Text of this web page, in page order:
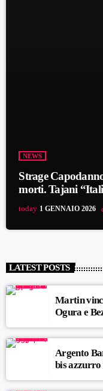
NEWS
Strage
morti. Tajani
today 1 GENNAIO 2026
LATEST POSTS
Martin
Ogura e
Argento
bis azzurro